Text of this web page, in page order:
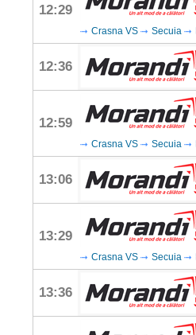
12:29
Crasna VS Secuia
12:36
12:59
Crasna VS Secuia
13:06
13:29
Crasna VS Secuia
13:36